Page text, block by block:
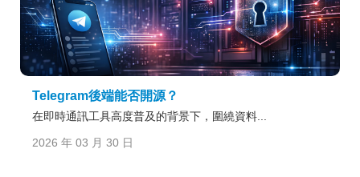
Telegram後端能否開源？
在即時通訊工具高度普及的背景下，圍繞資料...
2026 年 03 月 30 日